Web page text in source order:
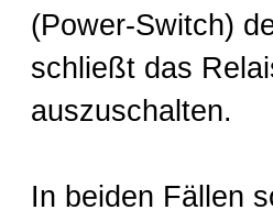
(Power-Switch)
schließt das
auszuschalten.
In beiden Fällen